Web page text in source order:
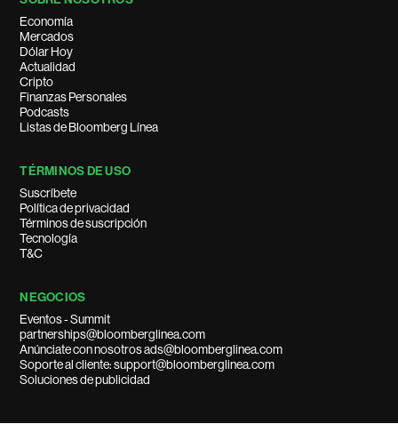
Economía
Mercados
Dólar Hoy
Actualidad
Cripto
Finanzas Personales
Podcasts
Listas de Bloomberg Línea
TÉRMINOS DE USO
Suscríbete
Política de privacidad
Términos de suscripción
Tecnología
T&C
NEGOCIOS
Eventos - Summit
partnerships@bloomberglinea.com
Anúnciate con nosotros ads@bloomberglinea.com
Soporte al cliente: support@bloomberglinea.com
Soluciones de publicidad